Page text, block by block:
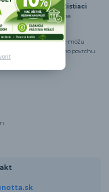
neutrálny tekutý čistiaci
že povrch zostane
vzhľad.
a nástrojov, ktoré môžu
smaltovaného povrchu.